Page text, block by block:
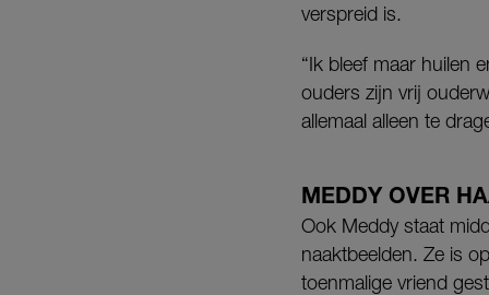
verspreid is.
“Ik bleef maar huilen
ouders zijn vrij
allemaal alleen te
MEDDY OVER
Ook Meddy staat
naaktbeelden. Ze is
toenmalige vriend